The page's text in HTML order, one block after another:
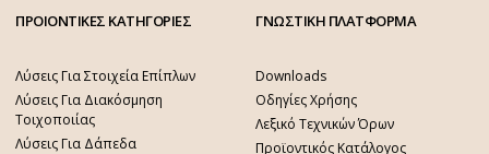
ΠΡΟΙΟΝΤΙΚΕΣ ΚΑΤΗΓΟΡΙΕΣ
Λύσεις Για Στοιχεία Επίπλων
Λύσεις Για Διακόσμηση
Τοιχοποιίας
Λύσεις Για Δάπεδα
ΓΝΩΣΤΙΚΗ ΠΛΑΤΦΟΡΜΑ
Downloads
Οδηγίες Χρήσης
Λεξικό Τεχνικών Όρων
Προϊοντικός Κατάλογος